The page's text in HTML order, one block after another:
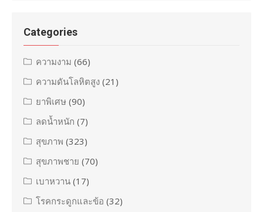
Categories
ความงาม (66)
ความดันโลหิตสูง (21)
ยาพิเศษ (90)
ลดน้ำหนัก (7)
สุขภาพ (323)
สุขภาพชาย (70)
เบาหวาน (17)
โรคกระดูกและข้อ (32)